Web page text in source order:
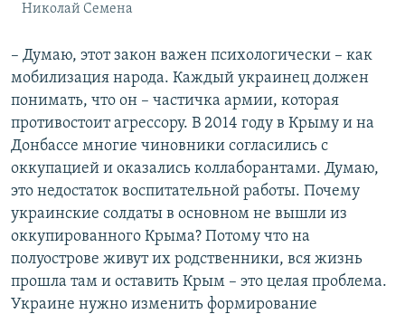
Николай Семена
– Думаю, этот закон важен психологически – как
мобилизация народа. Каждый украинец должен
понимать, что он – частичка армии, которая
противостоит агрессору. В 2014 году в Крыму и на
Донбассе многие чиновники согласились с
оккупацией и оказались коллаборантами. Думаю,
это недостаток воспитательной работы. Почему
украинские солдаты в основном не вышли из
оккупированного Крыма? Потому что на
полуострове живут их родственники, вся жизнь
прошла там и оставить Крым – это целая проблема.
Украине нужно изменить формирование